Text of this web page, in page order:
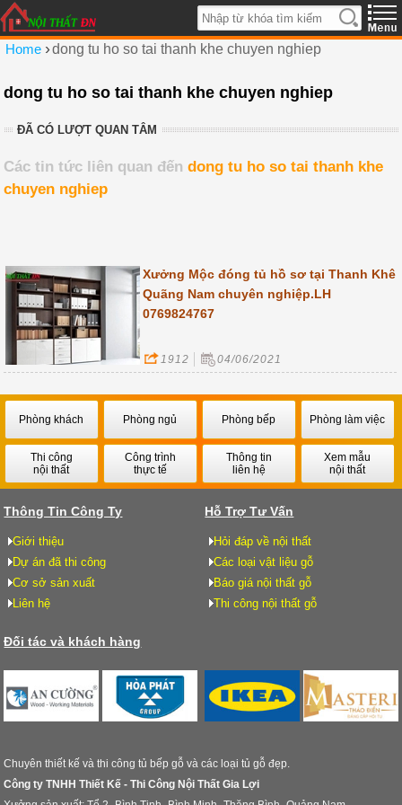
Home ›dong tu ho so tai thanh khe chuyen nghiep
dong tu ho so tai thanh khe chuyen nghiep
ĐÃ CÓ LƯỢT QUAN TÂM
Các tin tức liên quan đếndong tu ho so tai thanh khe
chuyen nghiep
Xưởng Mộc đóng tủ hồ sơ tại Thanh Khê
Quãng Nam chuyên nghiệp.LH
0769824767
1912 04/06/2021
Phòng khách Phòng ngủ Phòng bếp Phòng làm việc
Thi công
nội thất
Công trình
thực tế
Thông tin
liên hệ
Xem mẫu
nội thất
Thông Tin Công Ty
Giới thiệu
Dự án đã thi công
Cơ sở sản xuất
Liên hệ
Hỗ Trợ Tư Vấn
Hỏi đáp về nội thất
Các loại vật liệu gỗ
Báo giá nội thất gỗ
Thi công nội thất gỗ
Đối tác và khách hàng
Chuyên thiết kế và thi công tủ bếp gỗ và các loại tủ gỗ đẹp.
Công ty TNHH Thiết Kế - Thi Công Nội Thất Gia Lợi